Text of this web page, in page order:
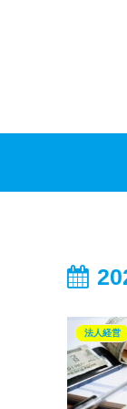
法人経営